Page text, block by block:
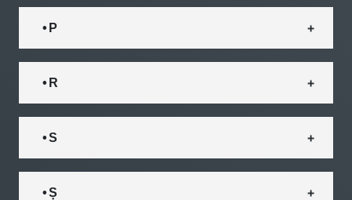
• P
• R
• S
• Ș